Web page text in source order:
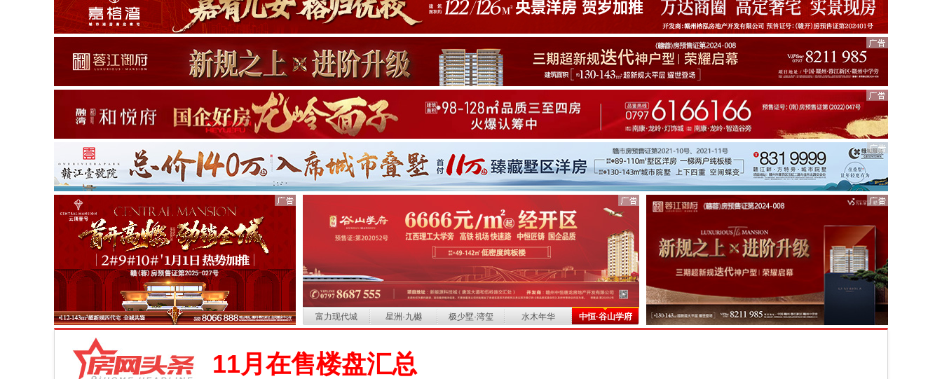
富力现代城 星洲·九樾 极少墅·湾玺 水木年华 中恒·谷山学府
11月在售楼盘汇总